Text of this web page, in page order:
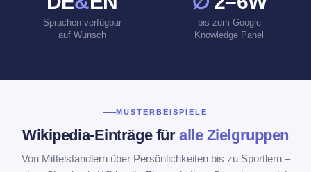
Sprachen verfügbar
auf Wunsch
bis zum Google
Knowledge Panel
MUSTERBEISPIELE
Wikipedia-Einträge für alle Zielgruppen
Von Mittelständlern über Persönlichkeiten bis zu Sportlern –